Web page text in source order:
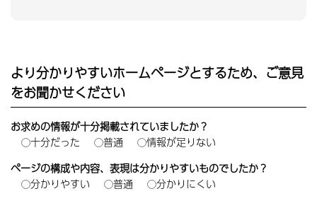
より分かりやすいホームページとするため、ご意見
をお聞かせください
お求めの情報が十分掲載されていましたか？
十分だった
普通
情報が足りない
ページの構成や内容、表現は分かりやすいものでしたか？
分かりやすい
普通
分かりにくい